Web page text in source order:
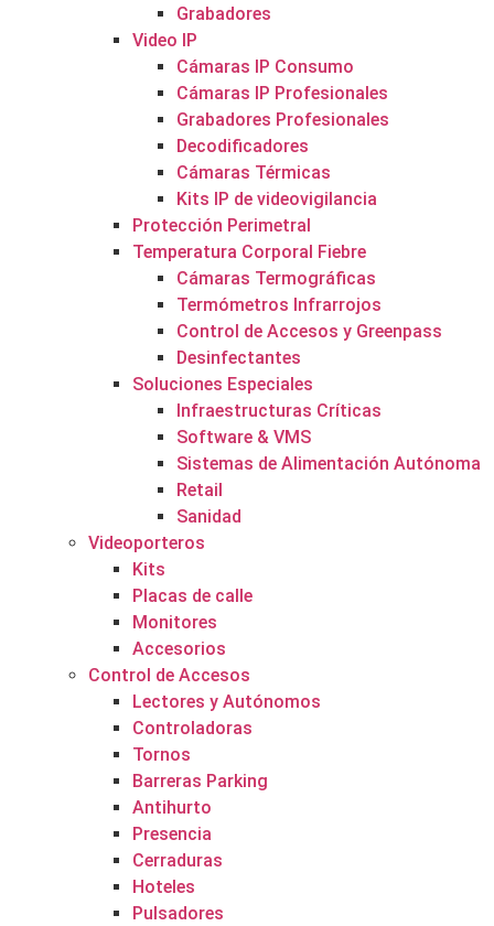
Grabadores
Video IP
Cámaras IP Consumo
Cámaras IP Profesionales
Grabadores Profesionales
Decodificadores
Cámaras Térmicas
Kits IP de videovigilancia
Protección Perimetral
Temperatura Corporal Fiebre
Cámaras Termográficas
Termómetros Infrarrojos
Control de Accesos y Greenpass
Desinfectantes
Soluciones Especiales
Infraestructuras Críticas
Software & VMS
Sistemas de Alimentación Autónoma
Retail
Sanidad
Videoporteros
Kits
Placas de calle
Monitores
Accesorios
Control de Accesos
Lectores y Autónomos
Controladoras
Tornos
Barreras Parking
Antihurto
Presencia
Cerraduras
Hoteles
Pulsadores